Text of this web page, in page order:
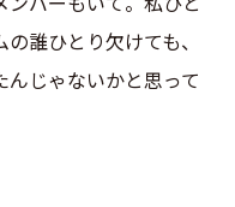
誰ひとり欠けても、
じゃないかと思って